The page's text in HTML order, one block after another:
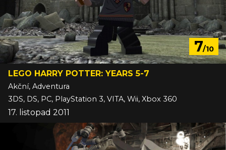
7/10
LEGO HARRY POTTER: YEARS 5-7
Akční, Adventura
3DS, DS, PC, PlayStation 3, VITA, Wii, Xbox 360
17. listopad 2011